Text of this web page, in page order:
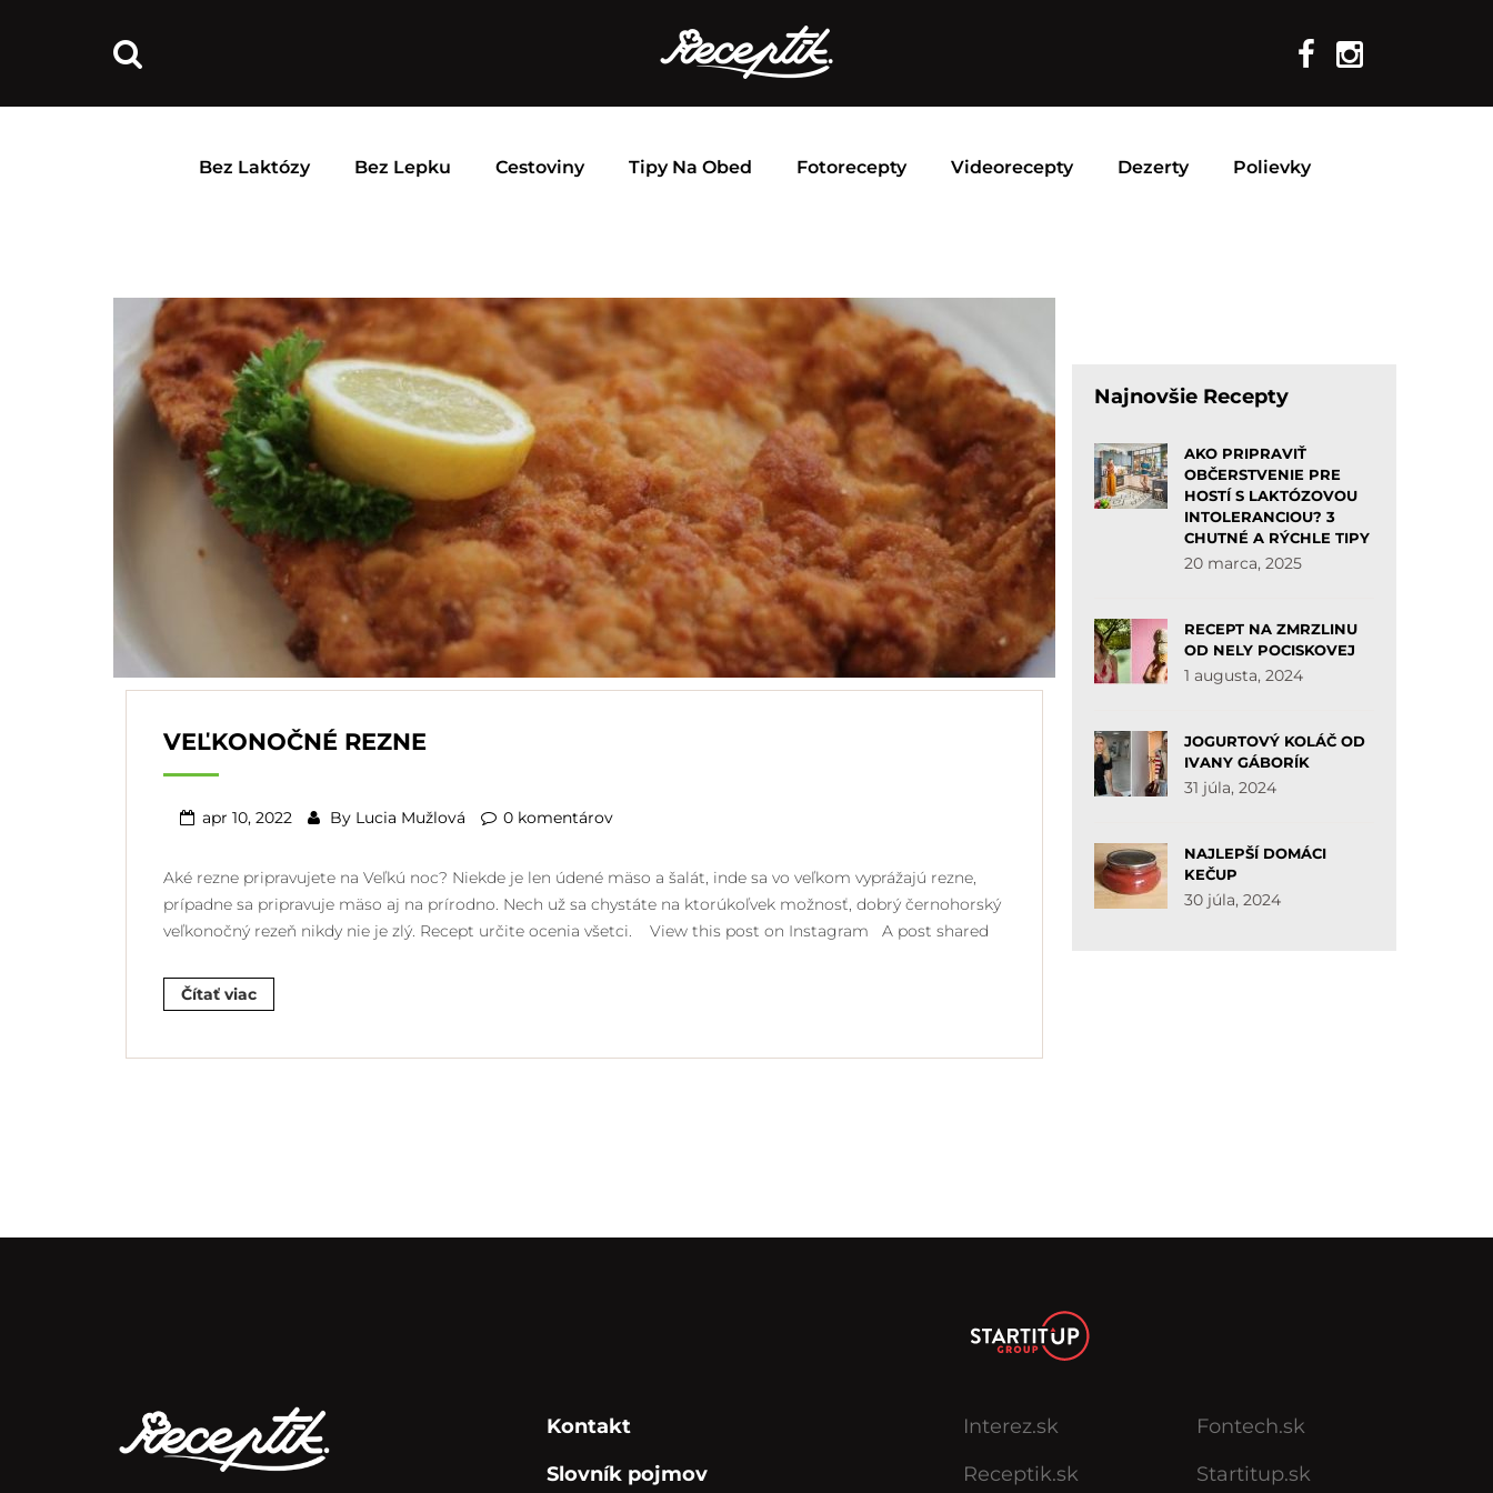
Bez Laktózy Bez Lepku Cestoviny Tipy Na Obed Fotorecepty Videorecepty Dezerty Polievky
VEĽKONOČNÉ REZNE
apr 10, 2022 By Lucia Mužlová 0 komentárov
Aké rezne pripravujete na Veľkú noc? Niekde je len údené mäso a šalát, inde sa vo veľkom vyprážajú rezne,
prípadne sa pripravuje mäso aj na prírodno. Nech už sa chystáte na ktorúkoľvek možnosť, dobrý černohorský
veľkonočný rezeň nikdy nie je zlý. Recept určite ocenia všetci. View this post on Instagram A post shared
Čítať viac
Najnovšie Recepty
AKO PRIPRAVIŤ
OBČERSTVENIE PRE
HOSTÍ S LAKTÓZOVOU
INTOLERANCIOU? 3
CHUTNÉ A RÝCHLE TIPY
20 marca, 2025
RECEPT NA ZMRZLINU
OD NELY POCISKOVEJ
1 augusta, 2024
JOGURTOVÝ KOLÁČ OD
IVANY GÁBORÍK
31 júla, 2024
NAJLEPŠÍ DOMÁCI
KEČUP
30 júla, 2024
Kontakt
Slovník pojmov
Interez.sk
Receptik.sk
Fontech.sk
Startitup.sk